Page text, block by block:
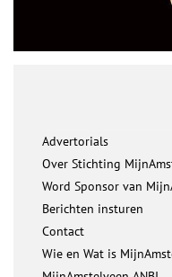
Advertorials
Over Stichting
Word Sponsor van
Berichten insturen
Contact
Wie en Wat is